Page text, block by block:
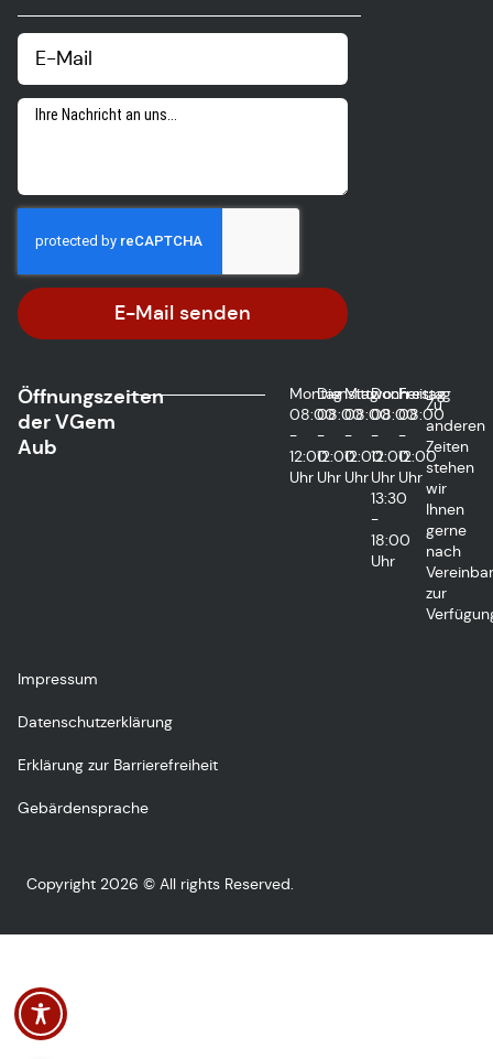
E-Mail senden
Öffnungszeiten
der VGem
Aub
Montag
08:00
-
12:00
Uhr
Dienstag
08:00
-
12:00
Uhr
Mittwoch
08:00
-
12:00
Uhr
Donnerstag
08:00
-
12:00
Uhr
13:30
-
18:00
Uhr
Freitag
08:00
-
12:00
Uhr
Zu
anderen
Zeiten
stehen
wir
Ihnen
gerne
nach
zur
Impressum
Datenschutzerklärung
Erklärung zur Barrierefreiheit
Gebärdensprache
Copyright 2026 © All rights Reserved.